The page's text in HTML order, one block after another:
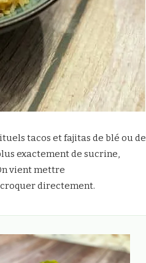
tacos et fajitas de blé ou de
exactement de sucrine,
vient mettre
directement.